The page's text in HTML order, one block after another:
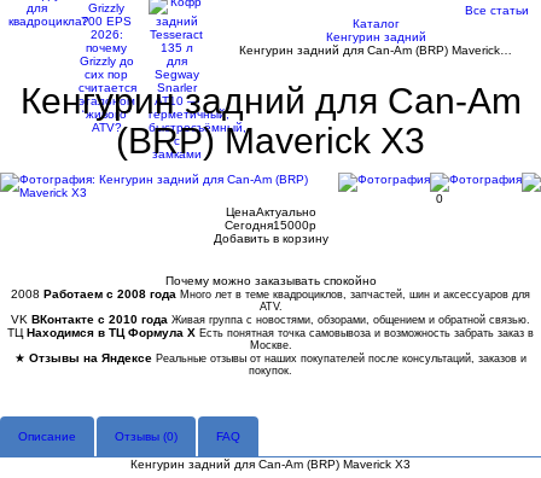
Все статьи
Каталог
Кенгурин задний
Кенгурин задний для Can-Am (BRP) Maverick…
Кенгурин задний для Can-Am
(BRP) Maverick X3
0
ЦенаАктуально
Сегодня15000p
Добавить в корзину
Почему можно заказывать спокойно
2008 Работаем с 2008 года Много лет в теме квадроциклов, запчастей, шин и аксессуаров для
ATV.
VK ВКонтакте с 2010 года Живая группа с новостями, обзорами, общением и обратной связью.
ТЦ Находимся в ТЦ Формула Х Есть понятная точка самовывоза и возможность забрать заказ в
Москве.
★ Отзывы на Яндексе Реальные отзывы от наших покупателей после консультаций, заказов и
покупок.
Описание Отзывы (0) FAQ
Кенгурин задний для Can-Am (BRP) Maverick X3